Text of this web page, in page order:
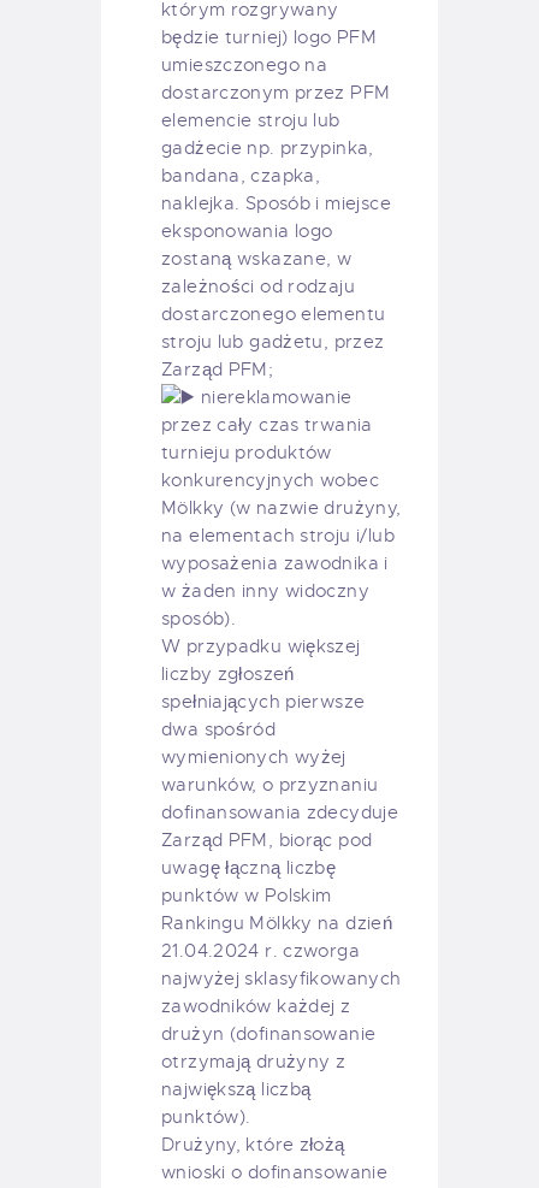
którym rozgrywany
będzie turniej) logo PFM
umieszczonego na
dostarczonym przez PFM
elemencie stroju lub
gadżecie np. przypinka,
bandana, czapka,
naklejka. Sposób i miejsce
eksponowania logo
zostaną wskazane, w
zależności od rodzaju
dostarczonego elementu
stroju lub gadżetu, przez
Zarząd PFM;
niereklamowanie
przez cały czas trwania
turnieju produktów
konkurencyjnych wobec
Mölkky (w nazwie drużyny,
na elementach stroju i/lub
wyposażenia zawodnika i
w żaden inny widoczny
sposób).
W przypadku większej
liczby zgłoszeń
spełniających pierwsze
dwa spośród
wymienionych wyżej
warunków, o przyznaniu
dofinansowania zdecyduje
Zarząd PFM, biorąc pod
uwagę łączną liczbę
punktów w Polskim
Rankingu Mölkky na dzień
21.04.2024 r. czworga
najwyżej sklasyfikowanych
zawodników każdej z
drużyn (dofinansowanie
otrzymają drużyny z
największą liczbą
punktów).
Drużyny, które złożą
wnioski o dofinansowanie